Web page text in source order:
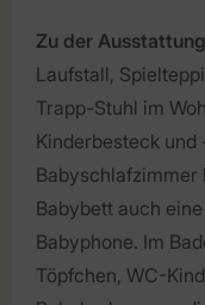
Zu der
Laufstall,
Trapp-Stuhl im
Kinderbesteck und
Babyschlafzimmer
Babybett auch
Babyphone. Im
Töpfchen, WC-